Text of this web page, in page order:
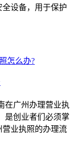
设备，用于保护
在广州办理营业执
是创业者们必须掌
业执照的办理流